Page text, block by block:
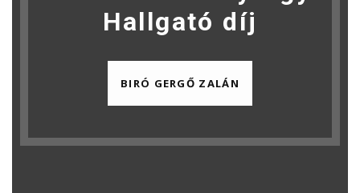
Hallgató díj
BIRÓ GERGŐ ZALÁN